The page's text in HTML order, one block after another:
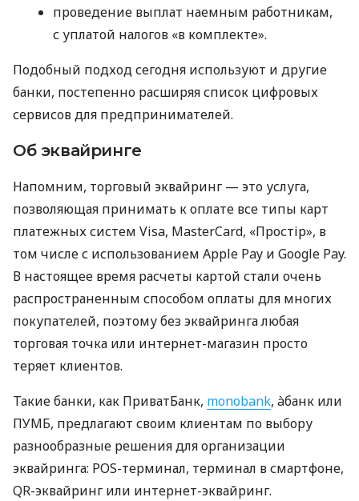
проведение выплат наемным работникам,
с уплатой налогов «в комплекте».
Подобный подход сегодня используют и другие
банки, постепенно расширяя список цифровых
сервисов для предпринимателей.
Об эквайринге
Напомним, торговый эквайринг — это услуга,
позволяющая принимать к оплате все типы карт
платежных систем Visa, MasterCard, «Простір», в
том числе с использованием Apple Pay и Google Pay.
В настоящее время расчеты картой стали очень
распространенным способом оплаты для многих
покупателей, поэтому без эквайринга любая
торговая точка или интернет-магазин просто
теряет клиентов.
Такие банки, как ПриватБанк, monobank, àбанк или
ПУМБ, предлагают своим клиентам по выбору
разнообразные решения для организации
эквайринга: POS-терминал, терминал в смартфоне,
QR-эквайринг или интернет-эквайринг.